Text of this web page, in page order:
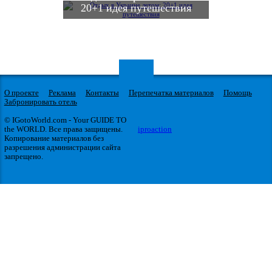
20+1 идея путешествия
О проекте Реклама Контакты Перепечатка материалов
Помощь
Забронировать отель
© IGotoWorld.com - Your GUIDE TO
the WORLD. Все права защищены.
Копирование материалов без
разрешения администрации сайта
запрещено.
iproaction